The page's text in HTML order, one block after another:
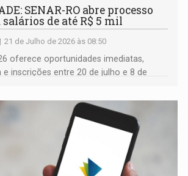
SENAR-RO abre processo
de até R$ 5 mil
21 de Julho de 2026 às 08:50
oferece oportunidades imediatas,
e inscrições entre 20 de julho e 8 de